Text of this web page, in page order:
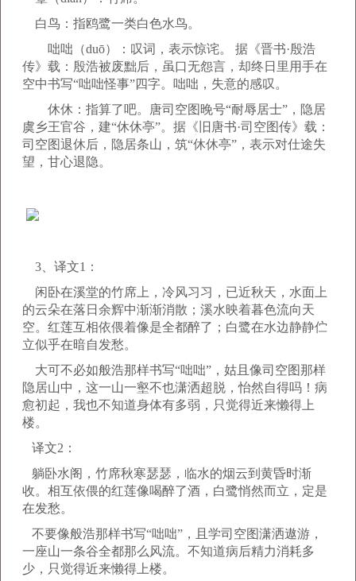
白鸟：指鸥鹭一类白色水鸟。
咄咄（duō）：叹词，表示惊诧。 据《晋书·殷浩
传》载：殷浩被废黜后，虽口无怨言，却终日里用手在
空中书写“咄咄怪事”四字。咄咄，失意的感叹。
休休：指算了吧。唐司空图晚号“耐辱居士”，隐居
虞乡王官谷，建“休休亭”。据《旧唐书·司空图传》载：
司空图退休后，隐居条山，筑“休休亭”，表示对仕途失
望，甘心退隐。
3、译文1：
闲卧在溪堂的竹席上，冷风习习，已近秋天，水面上
的云朵在落日余辉中渐渐消散；溪水映着暮色流向天
空。红莲互相依偎着像是全都醉了；白鹭在水边静静伫
立似乎在暗自发愁。
大可不必如般浩那样书写“咄咄”，姑且像司空图那样
隐居山中，这一山一壑不也潇洒超脱，怡然自得吗！病
愈初起，我也不知道身体有多弱，只觉得近来懒得上
楼。
译文2：
躺卧水阁，竹席秋寒瑟瑟，临水的烟云到黄昏时渐
收。相互依偎的红莲像喝醉了酒，白鹭悄然而立，定是
在发愁。
不要像般浩那样书写“咄咄”，且学司空图潇洒遨游，
一座山一条谷全都那么风流。不知道病后精力消耗多
少，只觉得近来懒得上楼。